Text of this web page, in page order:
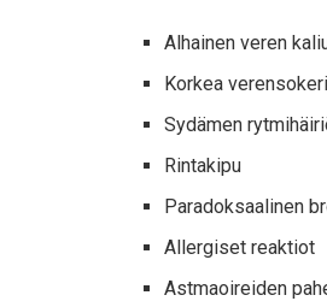
Alhainen veren
Korkea verensokeri
Sydämen
Rintakipu
Paradoksaalinen
Allergiset reaktiot
Astmaoireiden